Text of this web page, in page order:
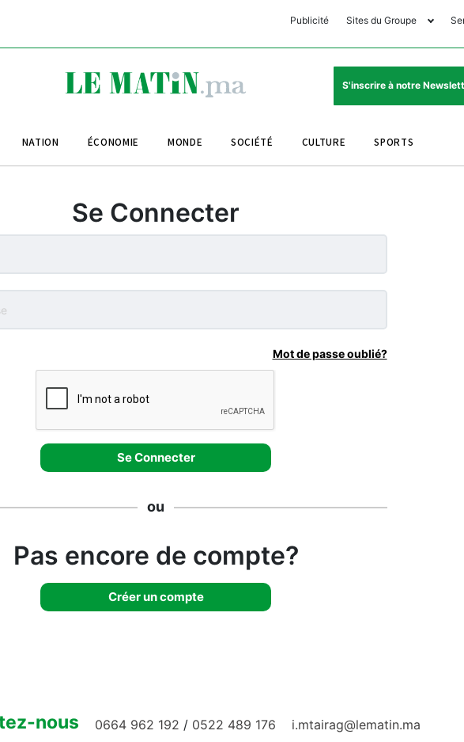
Publicité Sites du Groupe
Club Avantages
Le Matin Sports
Le Matin Store
Horaires de
Pharmacies
Programme TV
S'inscrire à notre
NATION ÉCONOMIE MONDE SOCIÉTÉ CULTURE SPORTS
Se Connecter
Mot de passe oublié?
ou
Pas encore de compte?
Créer un compte
nous 0664 962 192 / 0522 489 176 i.mtairag@lematin.ma